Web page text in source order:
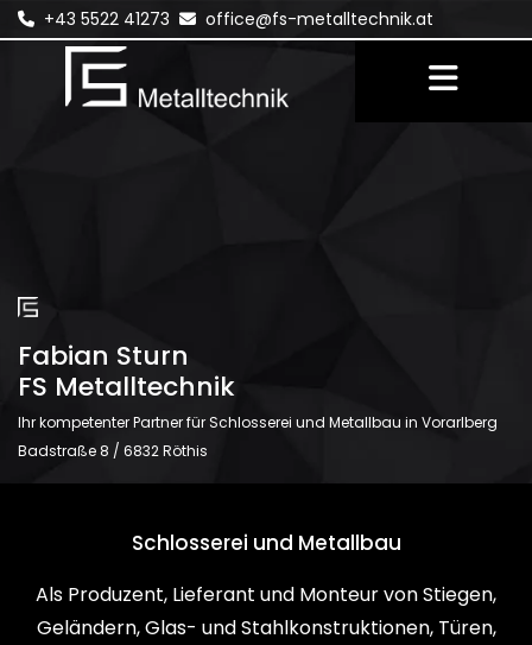
 +43 5522 41273  office@fs-metalltechnik.at
Fabian Sturn
FS Metalltechnik
Ihr kompetenter Partner für Schlosserei und Metallbau in Vorarlberg
Badstraße 8 / 6832 Röthis
Schlosserei und Metallbau
Als Produzent, Lieferant und Monteur von Stiegen,
Geländern, Glas- und Stahlkonstruktionen, Türen,